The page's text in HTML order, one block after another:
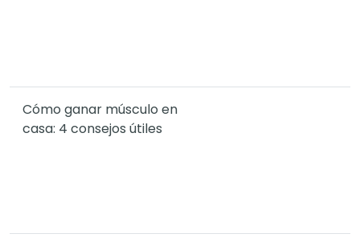
Cómo ganar músculo en
casa: 4 consejos útiles